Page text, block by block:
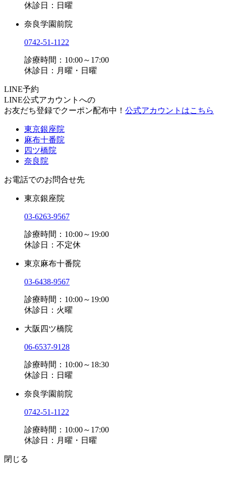
休診日：日曜
奈良学園前院
0742-51-1122
診療時間：10:00～17:00
休診日：月曜・日曜
LINE予約
LINE公式アカウントへの
お友だち登録でクーポン配布中！ 公式アカウントはこちら
東京銀座院
麻布十番院
四ツ橋院
奈良院
お電話でのお問合せ先
東京銀座院
03-6263-9567
診療時間：10:00～19:00
休診日：不定休
東京麻布十番院
03-6438-9567
診療時間：10:00～19:00
休診日：火曜
大阪四ツ橋院
06-6537-9128
診療時間：10:00～18:30
休診日：日曜
奈良学園前院
0742-51-1122
診療時間：10:00～17:00
休診日：月曜・日曜
閉じる